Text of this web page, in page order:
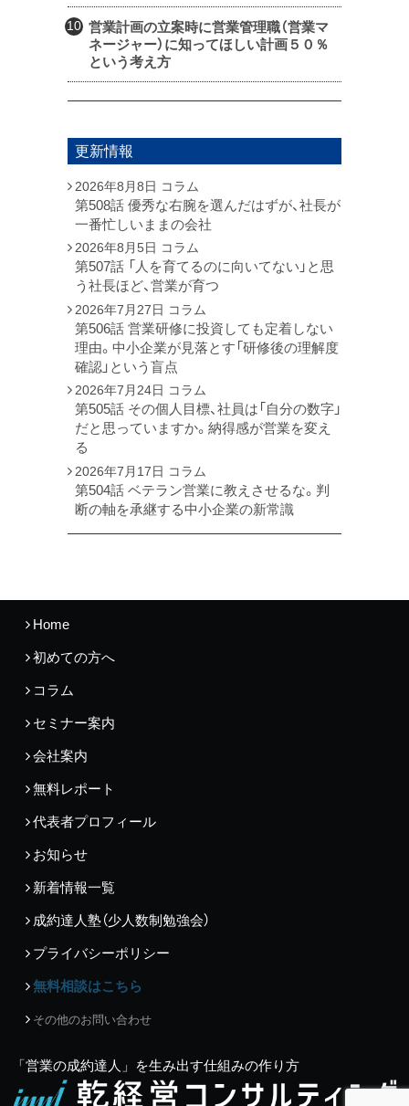
営業計画の立案時に営業管理職（営業マ
ネージャー）に知ってほしい計画５０％
という考え方
更新情報
2026年8月8日 コラム
第508話 優秀な右腕を選んだはずが、社長が
一番忙しいままの会社
2026年8月5日 コラム
第507話 「人を育てるのに向いてない」と思
う社長ほど、営業が育つ
2026年7月27日 コラム
第506話 営業研修に投資しても定着しない
理由。中小企業が見落とす「研修後の理解度
確認」という盲点
2026年7月24日 コラム
第505話 その個人目標、社員は「自分の数字」
だと思っていますか。納得感が営業を変え
る
2026年7月17日 コラム
第504話 ベテラン営業に教えさせるな。判
断の軸を承継する中小企業の新常識
Home
初めての方へ
コラム
セミナー案内
会社案内
無料レポート
代表者プロフィール
お知らせ
新着情報一覧
成約達人塾（少人数制勉強会）
プライバシーポリシー
無料相談はこちら
その他のお問い合わせ
「営業の成約達人」を生み出す仕組みの作り方